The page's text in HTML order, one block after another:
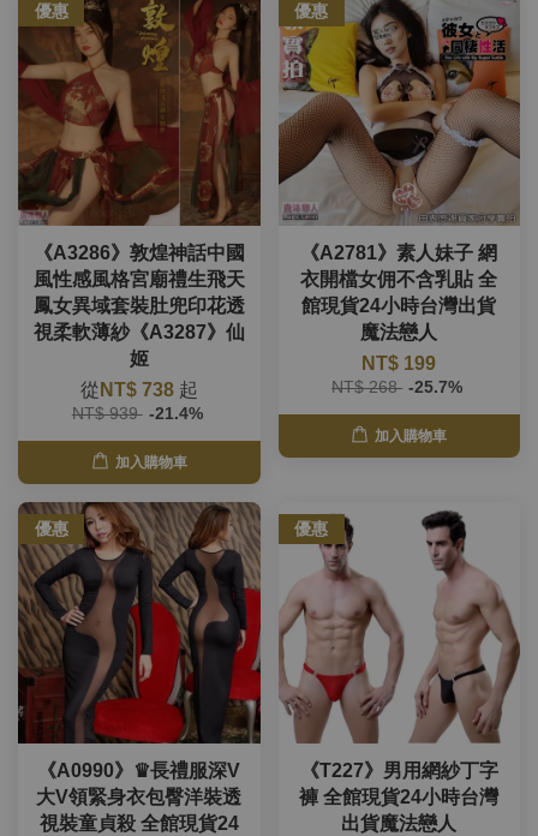
優惠
《A3286》敦煌神話中國
風性感風格宮廟禮生飛天
鳳女異域套裝肚兜印花透
視柔軟薄紗《A3287》仙
姬
從 NT$ 738 起
NT$ 939 -21.4%
加入購物車
優惠
《A2781》素人妹子 網
衣開檔女佣不含乳貼 全
館現貨24小時台灣出貨
魔法戀人
NT$ 199
NT$ 268 -25.7%
加入購物車
優惠
《A0990》♛長禮服深V
大V領緊身衣包臀洋裝透
視裝童貞殺 全館現貨24
優惠
《T227》男用網紗丁字
褲 全館現貨24小時台灣
出貨魔法戀人